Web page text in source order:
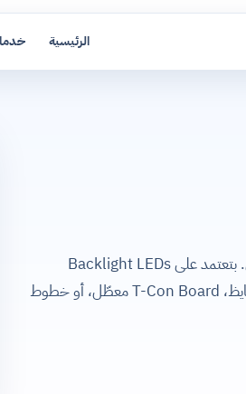
الرئيسية
شاشات LED هي الأشهر والأرخص في السوق المصري. بتعتمد على Backlight LEDs
لإضاءة الـ LCD Panel. أعطالها الأشهر: Backlight بايظ، T-Con Board معطّل، أو خطوط